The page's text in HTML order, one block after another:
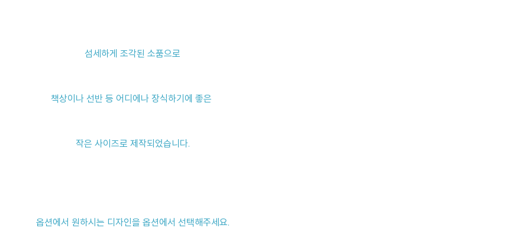
섬세하게 조각된 소품으로
책상이나 선반 등 어디에나 장식하기에 좋은
작은 사이즈로 제작되었습니다.
옵션에서 원하시는 디자인을 옵션에서 선택해주세요.